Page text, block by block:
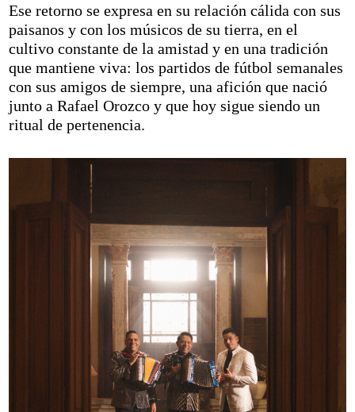
Ese retorno se expresa en su relación cálida con sus
paisanos y con los músicos de su tierra, en el
cultivo constante de la amistad y en una tradición
que mantiene viva: los partidos de fútbol semanales
con sus amigos de siempre, una afición que nació
junto a Rafael Orozco y que hoy sigue siendo un
ritual de pertenencia.